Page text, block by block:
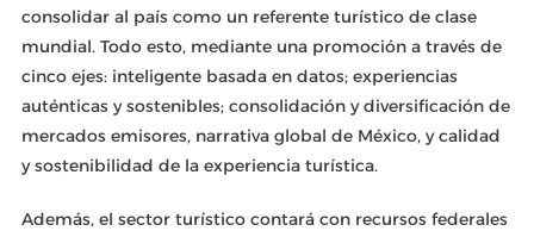
consolidar al país como un referente turístico de clase
mundial. Todo esto, mediante una promoción a través de
cinco ejes: inteligente basada en datos; experiencias
auténticas y sostenibles; consolidación y diversificación de
mercados emisores, narrativa global de México, y calidad
y sostenibilidad de la experiencia turística.
Además, el sector turístico contará con recursos federales